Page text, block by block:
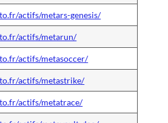
actifs/metars-genesis/
actifs/metarun/
actifs/metasoccer/
actifs/metastrike/
actifs/metatrace/